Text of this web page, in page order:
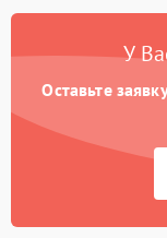
У
Оставьте